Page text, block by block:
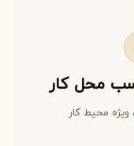
محل کار
ویژه محیط کار